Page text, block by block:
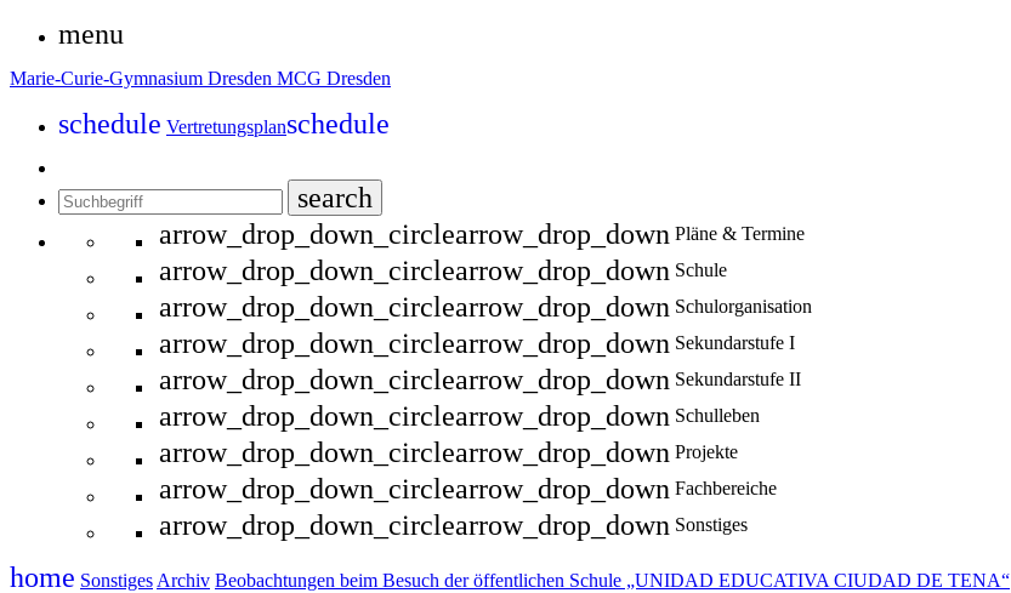
menu
Marie-Curie-Gymnasium Dresden MCG Dresden
schedule Vertretungsplanschedule
search
arrow_drop_down_circlearrow_drop_down Pläne & Termine
arrow_drop_down_circlearrow_drop_down Schule
arrow_drop_down_circlearrow_drop_down Schulorganisation
arrow_drop_down_circlearrow_drop_down Sekundarstufe I
arrow_drop_down_circlearrow_drop_down Sekundarstufe II
arrow_drop_down_circlearrow_drop_down Schulleben
arrow_drop_down_circlearrow_drop_down Projekte
arrow_drop_down_circlearrow_drop_down Fachbereiche
arrow_drop_down_circlearrow_drop_down Sonstiges
home Sonstiges Archiv Beobachtungen beim Besuch der öffentlichen Schule „UNIDAD EDUCATIVA CIUDAD DE TENA“